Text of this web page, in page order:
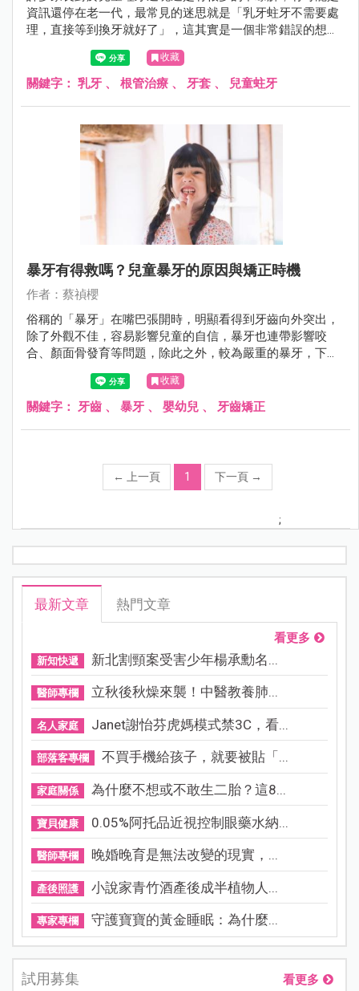
資訊還停在老一代，最常見的迷思就是「乳牙蛀牙不需要處
理，直接等到換牙就好了」，這其實是一個非常錯誤的想
收藏
關鍵字： 乳牙 、 根管治療 、 牙套 、 兒童蛀牙
暴牙有得救嗎？兒童暴牙的原因與矯正時機
作者：蔡禎櫻
俗稱的「暴牙」在嘴巴張開時，明顯看得到牙齒向外突出，
除了外觀不佳，容易影響兒童的自信，暴牙也連帶影響咬
合、顏面骨發育等問題，除此之外，較為嚴重的暴牙，下排
牙齒容易咬到上排牙床的牙肉，導致牙肉受傷、發炎。
收藏
關鍵字： 牙齒 、 暴牙 、 嬰幼兒 、 牙齒矯正
← 上一頁 1 下一頁 →
;
最新文章 熱門文章
看更多
新知快遞 新北割頸案受害少年楊承勳名...
醫師專欄 立秋後秋燥來襲！中醫教養肺...
名人家庭 Janet謝怡芬虎媽模式禁3C，看...
部落客專欄 不買手機給孩子，就要被貼「...
家庭關係 為什麼不想或不敢生二胎？這8...
寶貝健康 0.05%阿托品近視控制眼藥水納...
醫師專欄 晚婚晚育是無法改變的現實，...
產後照護 小說家青竹酒產後成半植物人...
專家專欄 守護寶寶的黃金睡眠：為什麼...
試用募集 看更多